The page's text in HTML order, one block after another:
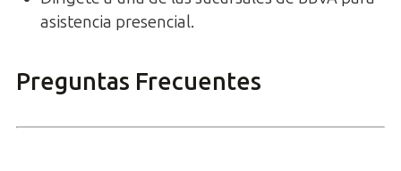
asistencia presencial.
Preguntas Frecuentes